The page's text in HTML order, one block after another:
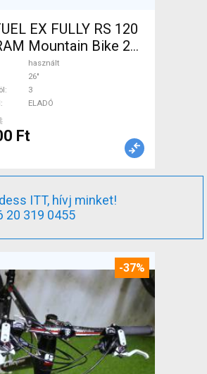
EX FULLY RS 120
Mountain Bike 26"
/ fully használt
használt
26"
3
ELADÓ
Ft
ITT, hívj minket!
20 319 0455
-37%